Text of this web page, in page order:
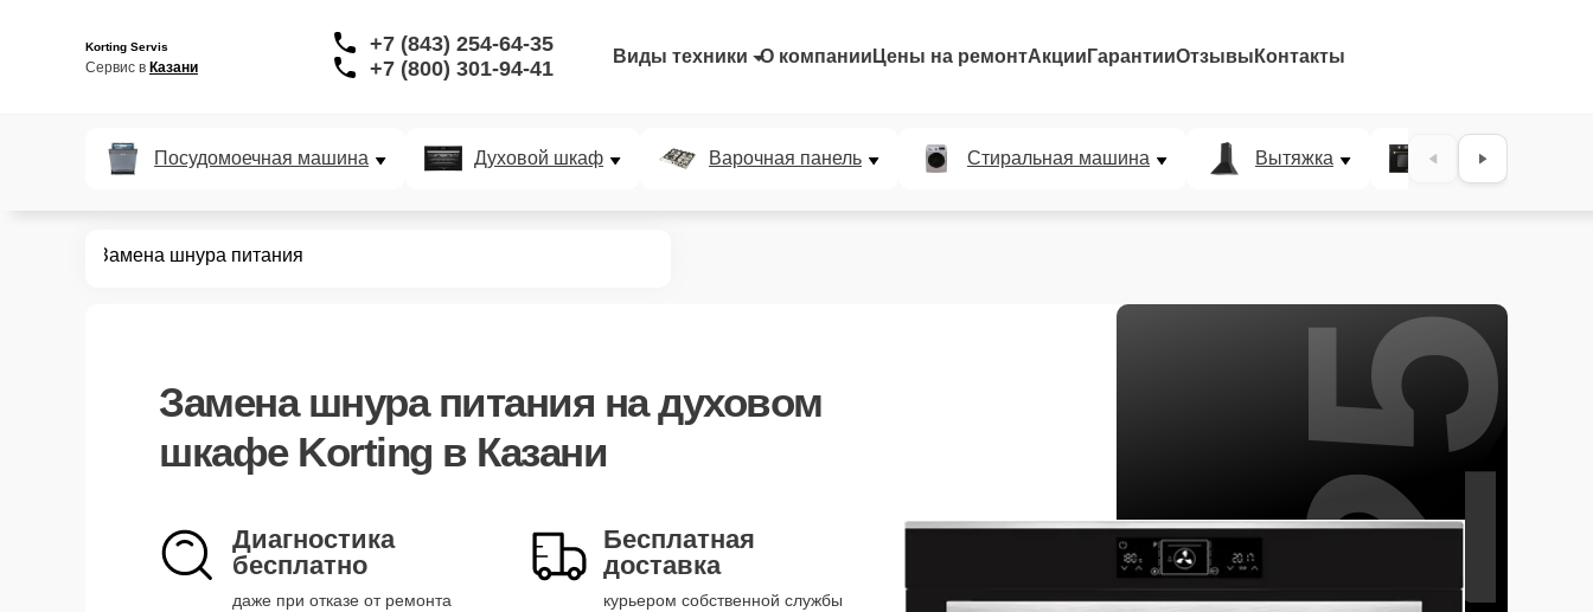
Korting Servis
Сервис в Казани
+7 (843) 254-64-35
+7 (800) 301-94-41
Виды техники О компании Цены на ремонтАкции ГарантииОтзывы Контакты
Посудомоечная машина Духовой шкаф Варочная панель Стиральная машина Вытяжка Микроволновая
Замена шнура питания
Замена шнура питания на духовом
шкафе Korting в Казани
Диагностика
бесплатно
даже при отказе от ремонта
Бесплатная
доставка
курьером собственной службы 25%